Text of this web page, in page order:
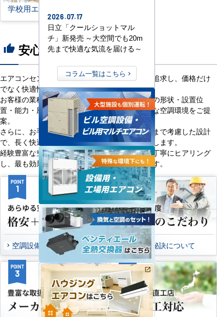
学校用エアコン
thumb_up 安心の8つのポイント
エアコンセンターACは、「格安＋α」の価値を追求し、価格だけ
でなく快適性と機能性にもこだわっています。
お客様の業種や施設の形態に合わせて、室内機の形状・設置位
置・能力・風向きなどを総合的に検討し、最適な空調環境をご提
案。
さらに、お手入れのしやすさやメンテナンス性まで考慮した設計
で、長く快適にご使用いただけるようサポートします。
経験豊富な空調技術者が現場の状況やご要望を丁寧にヒアリング
し、最も効果的で効率的なプランをお届けします。
POINT
1
空調設備のご提案について
POINT
2
選ばれる秘訣について
POINT
3
POINT
4
2026.07.17
日立「クールショットマル
チ」新発売 ～大空間でも20m
先まで快適な気流を届ける～
コラム一覧はこちら